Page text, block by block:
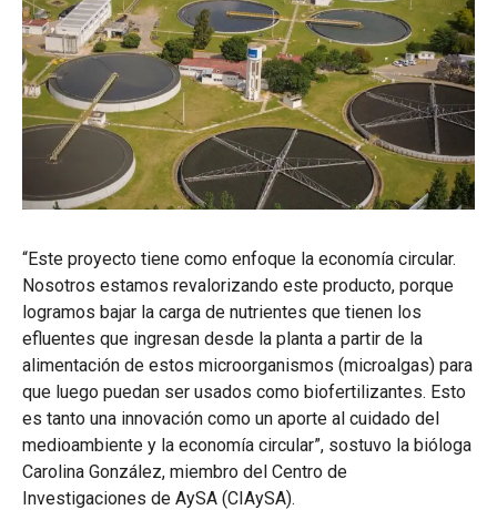
“Este proyecto tiene como enfoque la economía circular.
Nosotros estamos revalorizando este producto, porque
logramos bajar la carga de nutrientes que tienen los
efluentes que ingresan desde la planta a partir de la
alimentación de estos microorganismos (microalgas) para
que luego puedan ser usados como biofertilizantes. Esto
es tanto una innovación como un aporte al cuidado del
medioambiente y la economía circular”, sostuvo la bióloga
Carolina González, miembro del Centro de
Investigaciones de AySA (CIAySA).